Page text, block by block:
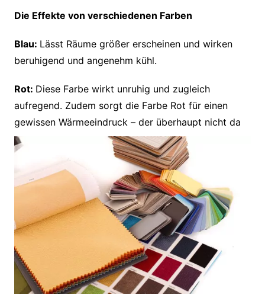
Die Effekte von verschiedenen Farben
Blau: Lässt Räume größer erscheinen und wirken
beruhigend und angenehm kühl.
Rot: Diese Farbe wirkt unruhig und zugleich
aufregend. Zudem sorgt die Farbe Rot für einen
gewissen Wärmeeindruck – der überhaupt nicht da